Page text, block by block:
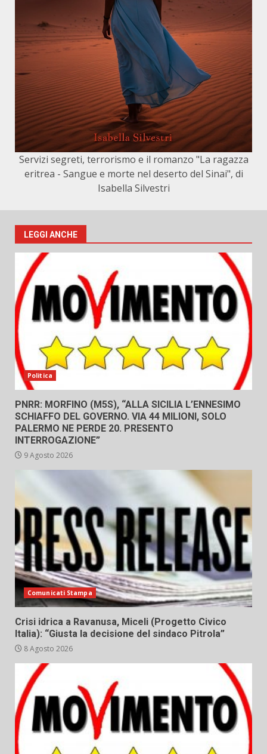
Servizi segreti, terrorismo e il romanzo "La ragazza
eritrea - Sangue e morte nel deserto del Sinai", di
Isabella Silvestri
LEGGI ANCHE
Politica
PNRR: MORFINO (M5S), “ALLA SICILIA L’ENNESIMO
SCHIAFFO DEL GOVERNO. VIA 44 MILIONI, SOLO
PALERMO NE PERDE 20. PRESENTO
INTERROGAZIONE”
9 Agosto 2026
Comunicati Stampa
Crisi idrica a Ravanusa, Miceli (Progetto Civico
Italia): “Giusta la decisione del sindaco Pitrola”
8 Agosto 2026